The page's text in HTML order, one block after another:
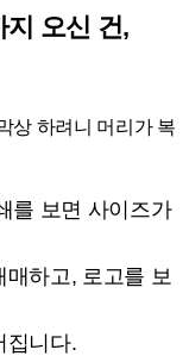
오신 건,
상 하려니 머리가 복
를 보면 사이즈가
하고, 로고를 보
집니다.